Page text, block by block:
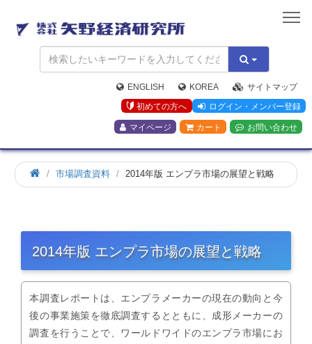
矢
野
経
済
研
究
所
ENGLISH KOREA
サイトマップ
初めての方へ
ログイン・メンバー登録
マイページ カート お問い合わせ
市場調査資料 2014年版 エンプラ市場の展望と戦略
2014年版 エンプラ市場の展望と戦略
本調査レポートは、エンプラメーカーの現在の動向と今
後の事業施策を徹底調査するとともに、成形メーカーの
調査を行うことで、ワールドワイドのエンプラ市場にお